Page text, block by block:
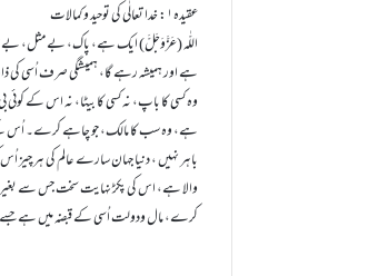
عقیدہ ۱: خدا تعالٰی کی توحید و کمالات
اللّٰہ (عَزَّوَجَلَّ) ایک ہے، پاک، بے مثل، بے
ہے اور ہمیشہ رہے گا، ہمیشگی صرف اُسی
وہ کسی کا باپ، نہ کسی کا بیٹا، نہ اس کے
ہے، وہ سب کا مالک، جو چاہے کرے۔ اُس کے
باہر نہیں ، دنیا جہان سارے عالم کی ہر چیز
والا ہے، اس کی پکڑ نہایت سخت جس سے
کرے، مال ودولت اُسی کے قبضہ میں ہے